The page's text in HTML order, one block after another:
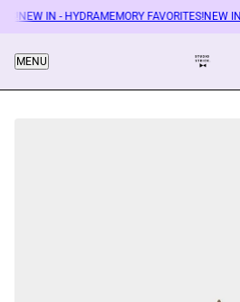
NEW IN - HYDRAMEMORY FAVORITES!NEW
MENU